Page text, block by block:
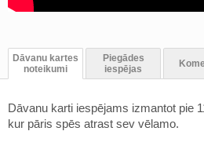
Dāvanu kartes
noteikumi
Piegādes
iespējas
Dāvanu karti iespējams izmantot pie
kur pāris spēs atrast sev vēlamo.